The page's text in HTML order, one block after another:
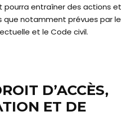
pourra entraîner des actions et
que notamment prévues par le
et le Code civil.
D’ACCÈS,
ET DE